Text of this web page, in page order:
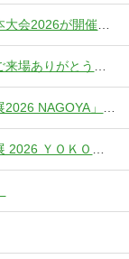
まもなく学生フォーミュラ日本大会2026が開催されます。
人とくるまのテクノロジー展ご来場ありがとうございました。
「人とくるまのテクノロジー展2026 NAGOYA」に三星製作所が出展します。
「人とくるまのテクノロジー展 2026 ＹＯＫＯＨＡＭＡ」に三星製作所が出展します。